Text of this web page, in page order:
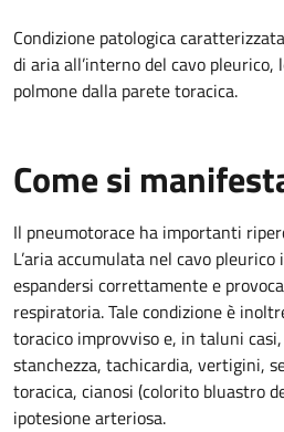
Condizione patologica
di aria all’interno del cavo pleurico,
polmone dalla parete toracica.
Come si
Il pneumotorace ha importanti
L’aria accumulata nel cavo
espandersi correttamente e
respiratoria. Tale condizione è
toracico improvviso e, in taluni
stanchezza, tachicardia, vertigini,
toracica, cianosi (colorito bluastro
ipotesione arteriosa.